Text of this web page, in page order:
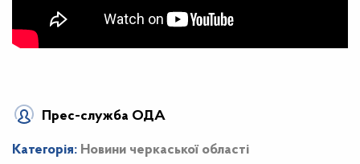
Прес-служба ОДА
Категорія: Новини черкаської області